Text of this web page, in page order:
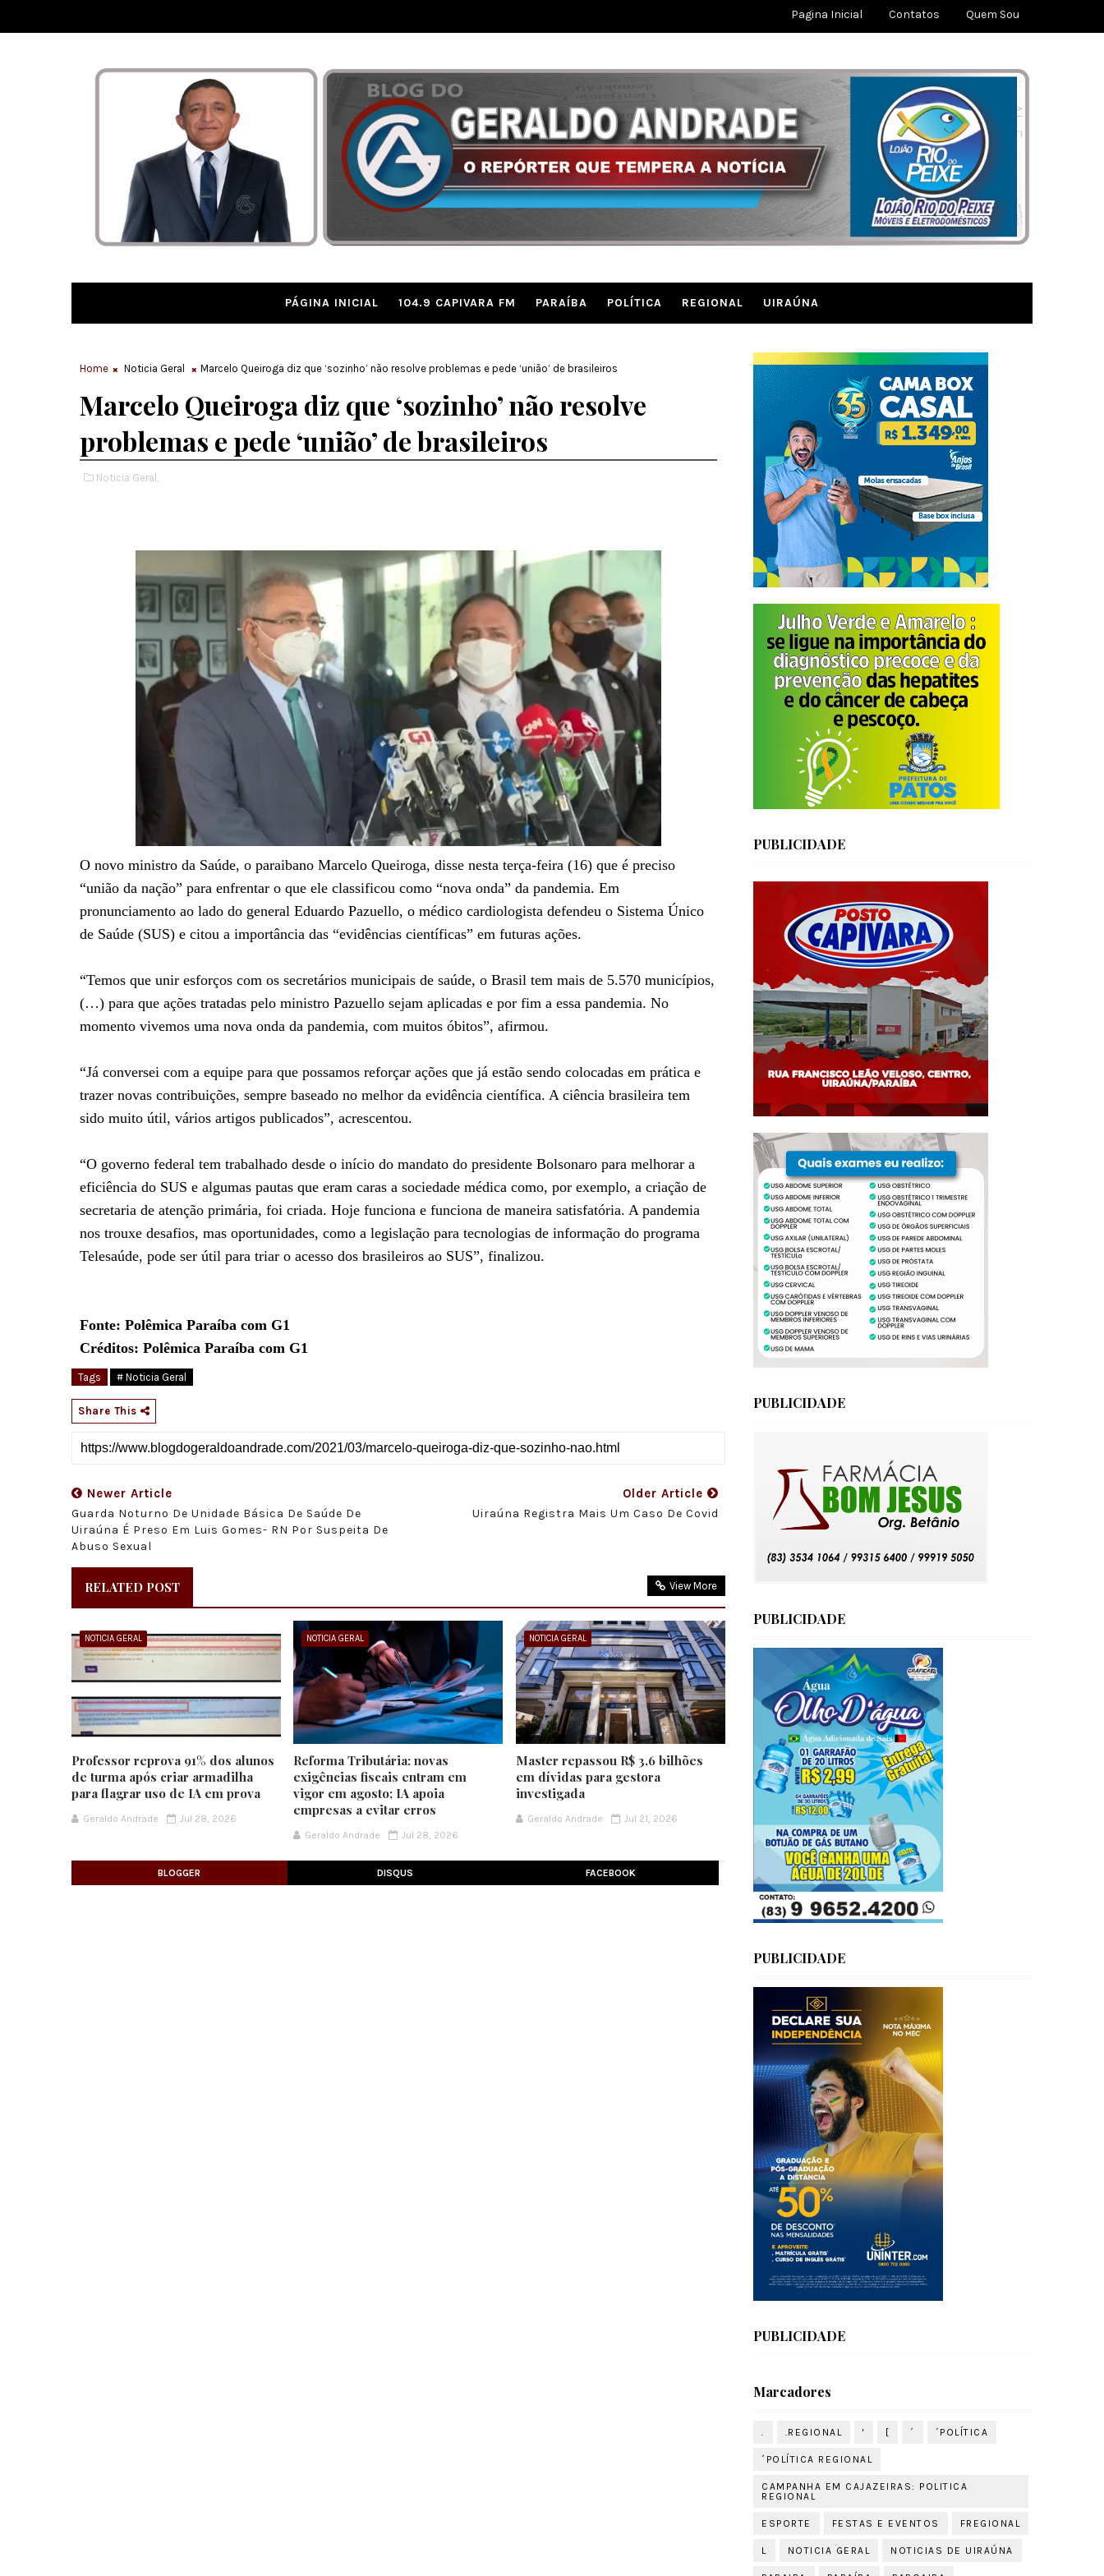
Pagina Inicial Contatos Quem Sou
PÁGINA INICIAL 104.9 CAPIVARA FM PARAÍBA POLÍTICA REGIONAL UIRAÚNA
Home Noticia Geral Marcelo Queiroga diz que ‘sozinho’ não resolve problemas e pede ‘união’ de brasileiros
Marcelo Queiroga diz que ‘sozinho’ não resolve
problemas e pede ‘união’ de brasileiros
Noticia Geral,
O novo ministro da Saúde, o paraibano Marcelo Queiroga, disse nesta terça-feira (16) que é preciso
“união da nação” para enfrentar o que ele classificou como “nova onda” da pandemia. Em
pronunciamento ao lado do general Eduardo Pazuello, o médico cardiologista defendeu o Sistema Único
de Saúde (SUS) e citou a importância das “evidências científicas” em futuras ações.
“Temos que unir esforços com os secretários municipais de saúde, o Brasil tem mais de 5.570 municípios,
(…) para que ações tratadas pelo ministro Pazuello sejam aplicadas e por fim a essa pandemia. No
momento vivemos uma nova onda da pandemia, com muitos óbitos”, afirmou.
“Já conversei com a equipe para que possamos reforçar ações que já estão sendo colocadas em prática e
trazer novas contribuições, sempre baseado no melhor da evidência científica. A ciência brasileira tem
sido muito útil, vários artigos publicados”, acrescentou.
“O governo federal tem trabalhado desde o início do mandato do presidente Bolsonaro para melhorar a
eficiência do SUS e algumas pautas que eram caras a sociedade médica como, por exemplo, a criação de
secretaria de atenção primária, foi criada. Hoje funciona e funciona de maneira satisfatória. A pandemia
nos trouxe desafios, mas oportunidades, como a legislação para tecnologias de informação do programa
Telesaúde, pode ser útil para triar o acesso dos brasileiros ao SUS”, finalizou.
Fonte: Polêmica Paraíba com G1
Créditos: Polêmica Paraíba com G1
Tags # Noticia Geral
Share This
Newer Article
Guarda Noturno De Unidade Básica De Saúde De
Uiraúna É Preso Em Luis Gomes- RN Por Suspeita De
Abuso Sexual
Older Article
Uiraúna Registra Mais Um Caso De Covid
RELATED POST View More
NOTICIA GERAL
Professor reprova 91% dos alunos
de turma após criar armadilha
para flagrar uso de IA em prova
Geraldo Andrade Jul 28, 2026
NOTICIA GERAL
Reforma Tributária: novas
exigências fiscais entram em
vigor em agosto; IA apoia
empresas a evitar erros
Geraldo Andrade Jul 28, 2026
NOTICIA GERAL
Master repassou R$ 3,6 bilhões
em dívidas para gestora
investigada
Geraldo Andrade Jul 21, 2026
BLOGGER DISQUS FACEBOOK
PUBLICIDADE
PUBLICIDADE
PUBLICIDADE
PUBLICIDADE
PUBLICIDADE
Marcadores
. .REGIONAL ' [ ´ ´POLÍTICA
´POLÍTICA REGIONAL
CAMPANHA EM CAJAZEIRAS: POLITICA
REGIONAL
ESPORTE FESTAS E EVENTOS FREGIONAL
L NOTICIA GERAL NOTICIAS DE UIRAÚNA